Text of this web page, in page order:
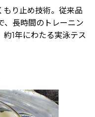
り止め技術。従来品
、長時間のトレーニン
1年にわたる実泳テス